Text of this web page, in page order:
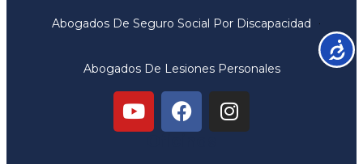
Abogados De Seguro Social Por Discapacidad
Abogados De Lesiones Personales